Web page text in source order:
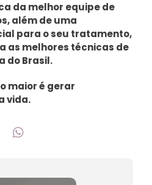
da melhor equipe de
além de uma
para o seu tratamento,
as melhores técnicas de
do Brasil.
maior é gerar
vida.